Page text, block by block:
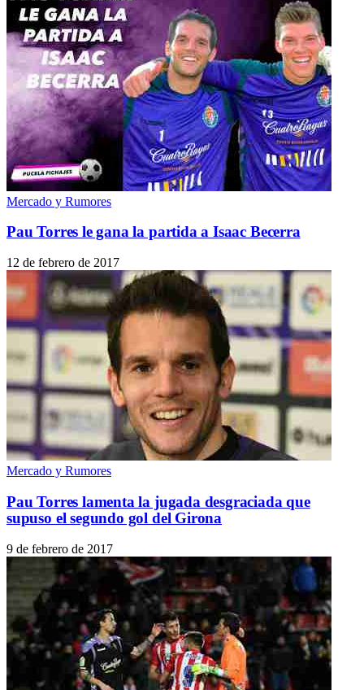
Mercado y Rumores
Pau Torres le gana la partida a Isaac Becerra
12 de febrero de 2017
Mercado y Rumores
Pau Torres lamenta la jugada desgraciada que
supuso el segundo gol del Girona
9 de febrero de 2017